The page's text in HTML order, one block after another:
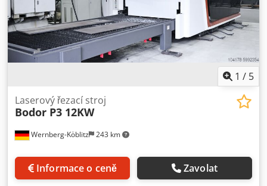
1 / 5
Wernberg-Köblitz 243 km
Laserový řezací stroj
Bodor P3 12KW
Informace o ceně Zavolat